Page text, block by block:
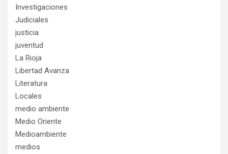
Investigaciones
Judiciales
justicia
juventud
La Rioja
Libertad Avanza
Literatura
Locales
medio ambiente
Medio Oriente
Medioambiente
medios